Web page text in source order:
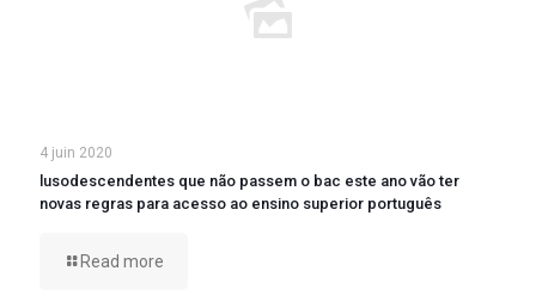
4 juin 2020
lusodescendentes que não passem o bac este ano vão ter
novas regras para acesso ao ensino superior português
Read more